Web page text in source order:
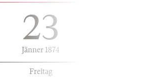
23
Jänner 1874
Freitag